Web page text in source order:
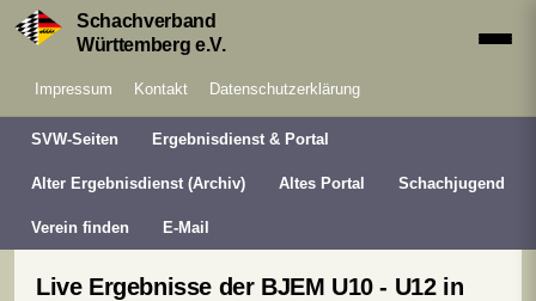
Schachverband
Württemberg e.V.
Impressum Kontakt Datenschutzerklärung
SVW-Seiten Ergebnisdienst & Portal
Alter Ergebnisdienst (Archiv) Altes Portal Schachjugend
Verein finden E-Mail
Live Ergebnisse der BJEM U10 - U12 in